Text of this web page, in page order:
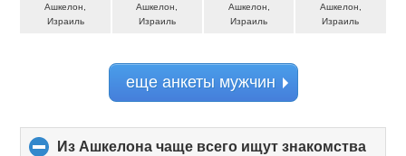
Ашкелон,
Израиль
Ашкелон,
Израиль
Ашкелон,
Израиль
Ашкелон,
Израиль
еще анкеты мужчин
Из Ашкелона чаще всего ищут знакомства